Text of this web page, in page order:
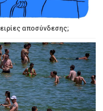
αποσύνδεσης;